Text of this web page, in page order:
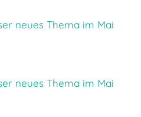
neues Thema im Mai
neues Thema im Mai